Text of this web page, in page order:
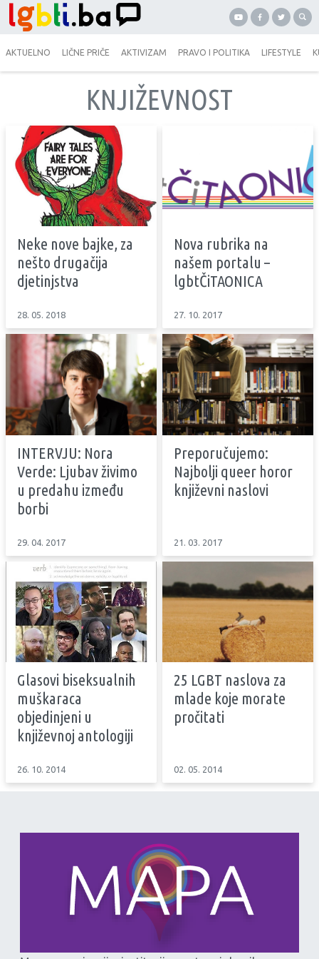
AKTUELNO LIČNE PRIČE AKTIVIZAM PRAVO I POLITIKA LIFESTYLE
KNJIŽEVNOST
Neke nove bajke, za
nešto drugačija
djetinjstva
28. 05. 2018
Nova rubrika na
našem portalu –
lgbtČiTAONICA
27. 10. 2017
INTERVJU: Nora
Verde: Ljubav živimo
u predahu između
borbi
29. 04. 2017
Preporučujemo:
Najbolji queer horor
književni naslovi
21. 03. 2017
Glasovi biseksualnih
muškaraca
objedinjeni u
književnoj antologiji
26. 10. 2014
25 LGBT naslova za
mlade koje morate
pročitati
02. 05. 2014